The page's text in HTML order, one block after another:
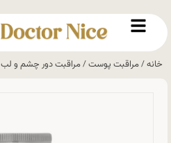
خانه/مراقبت پوست/مراقبت دور چشم و لب